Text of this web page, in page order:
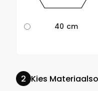
40 cm
Kies